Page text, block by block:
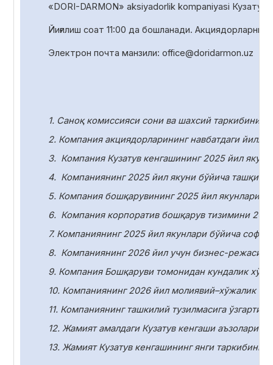
«DORI-DARMON» aksiyadorlik kompaniyasi Кузатув
Йиғилиш соат 11:00 да бошланади. Акциядорларни
Электрон почта манзили: office@doridarmon.uz
1. Саноқ комиссияси сони ва шахсий таркибини
2. Компания акциядорларининг навбатдаги
3. Компания Кузатув кенгашининг 2025 йил
4. Компаниянинг 2025 йил якуни бўйича ташқи
5. Компания бошқарувининг 2025 йил якунлари
6. Компания корпоратив бошқарув тизимини
7. Компаниянинг 2025 йил якунлари бўйича соф
8. Компаниянинг 2026 йил учун бизнес-
9. Компания Бошқаруви томонидан кундалик
10. Компаниянинг 2026 йил молиявий–хўжалик
11. Компаниянинг ташкилий тузилмасига
12. Жамият амалдаги Кузатув кенгаши
13. Жамият Кузатув кенгашининг янги таркибини